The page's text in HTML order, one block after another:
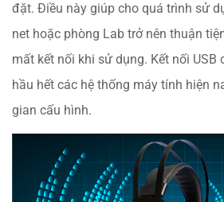
đặt. Điều này giúp cho quá trình sử
net hoặc phòng Lab trở nên thuận
mất kết nối khi sử dụng. Kết nối USB
hầu hết các hệ thống máy tính hiện
gian cấu hình.